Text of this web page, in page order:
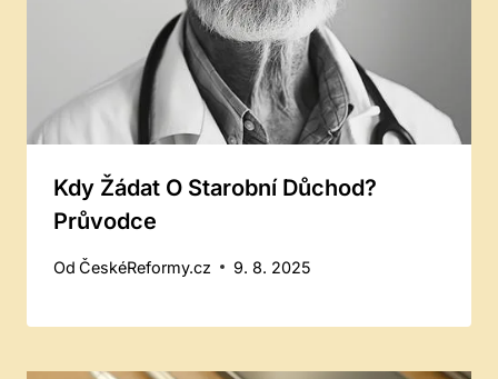
Kdy Žádat O Starobní Důchod?
Průvodce
Od ČeskéReformy.cz 9. 8. 2025